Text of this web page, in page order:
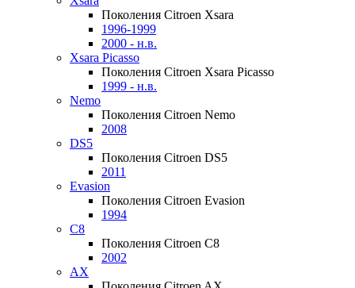
Поколения Citroen Xsara
1996-1999
2000 - н.в.
Xsara Picasso
Поколения Citroen Xsara Picasso
1999 - н.в.
Nemo
Поколения Citroen Nemo
2008
DS5
Поколения Citroen DS5
2011
Evasion
Поколения Citroen Evasion
1994
C8
Поколения Citroen C8
2002
AX